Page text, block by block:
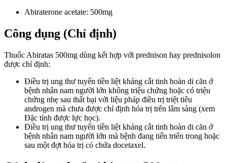
Abiraterone acetate: 500mg
Công dụng (Chỉ định)
Thuốc Abiratas 500mg dùng kết hợp với prednison hay prednisolon
được chỉ định:
Điều trị ung thư tuyến tiền liệt kháng cắt tinh hoàn di căn ở
bệnh nhân nam người lớn không triệu chứng hoặc có triệu
chứng nhẹ sau thất bại với liệu pháp điều trị triệt tiêu
androgen mà chưa được chỉ định hóa trị trên lâm sàng (xem
Đặc tính được lực học).
Điều trị ung thư tuyến tiền liệt kháng cắt tinh hoàn di căn ở
bệnh nhân nam người lớn mà bệnh đang tiến triển trong hoặc
sau một đợt hóa trị có chứa docetaxel.